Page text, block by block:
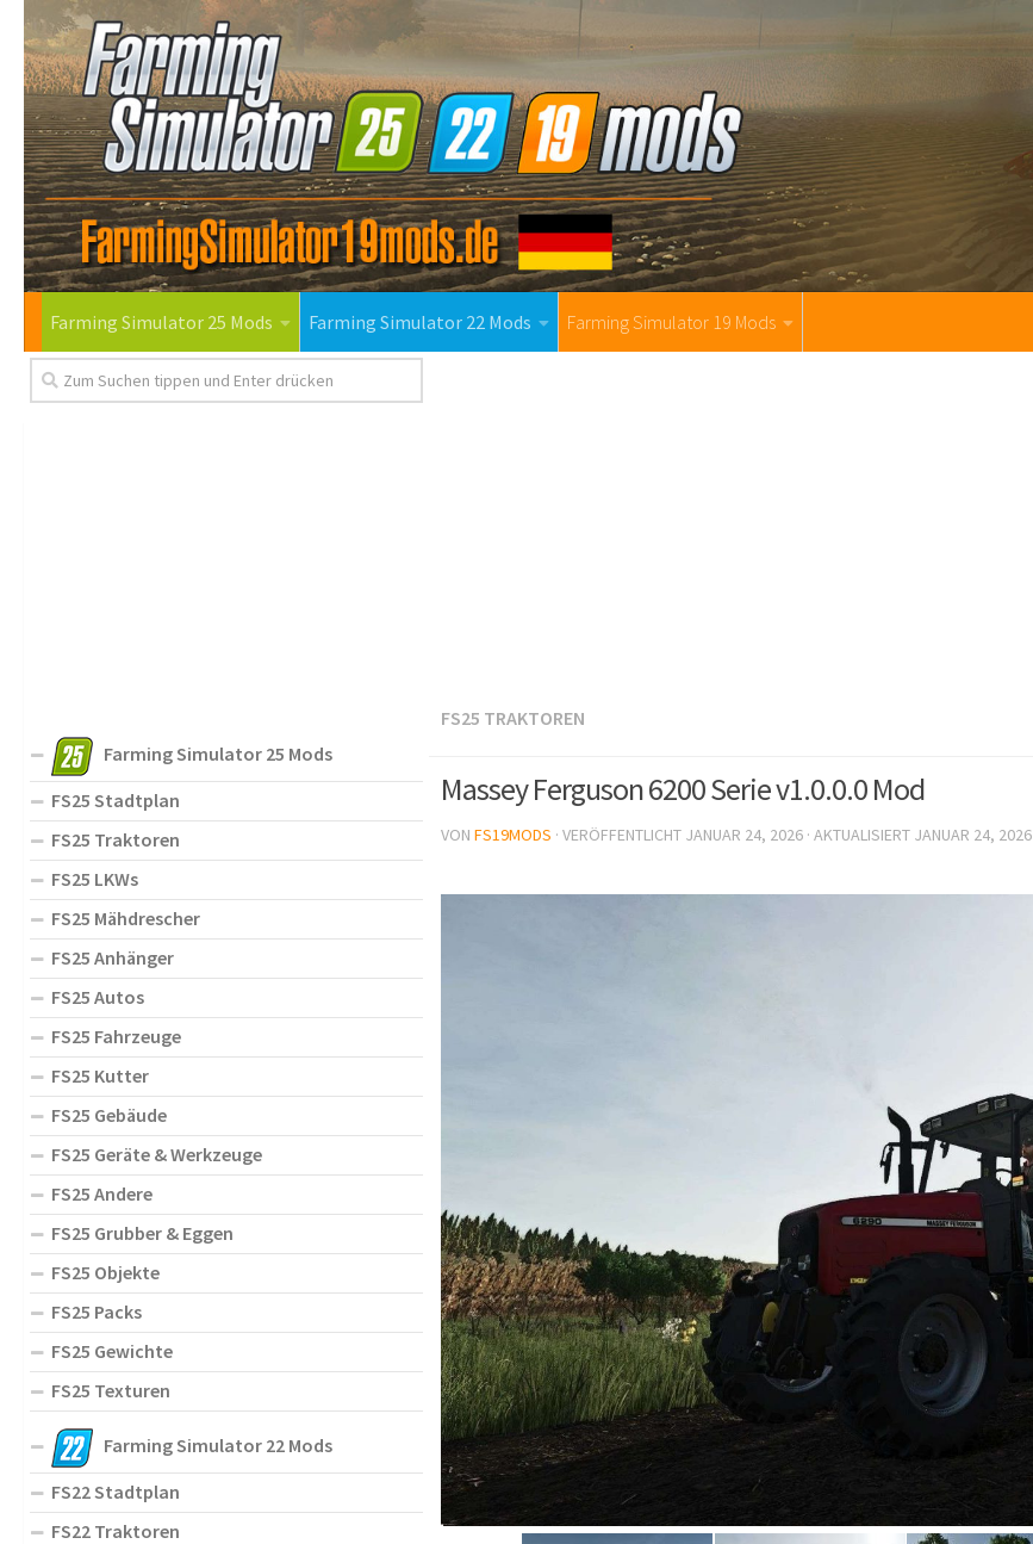
Farming Simulator 25 Mods Farming Simulator 22 Mods Farming Simulator 19 Mods
FS25 TRAKTOREN
Massey Ferguson 6200 Serie v1.0.0.0 Mod
VON FS19MODS · VERÖFFENTLICHT JANUAR 24, 2026 · AKTUALISIERT JANUAR 24, 2026
Farming Simulator 25 Mods
FS25 Stadtplan
FS25 Traktoren
FS25 LKWs
FS25 Mähdrescher
FS25 Anhänger
FS25 Autos
FS25 Fahrzeuge
FS25 Kutter
FS25 Gebäude
FS25 Geräte & Werkzeuge
FS25 Andere
FS25 Grubber & Eggen
FS25 Objekte
FS25 Packs
FS25 Gewichte
FS25 Texturen
Farming Simulator 22 Mods
FS22 Stadtplan
FS22 Traktoren